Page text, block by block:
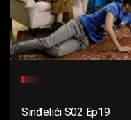
Sinđelići S02 Ep19